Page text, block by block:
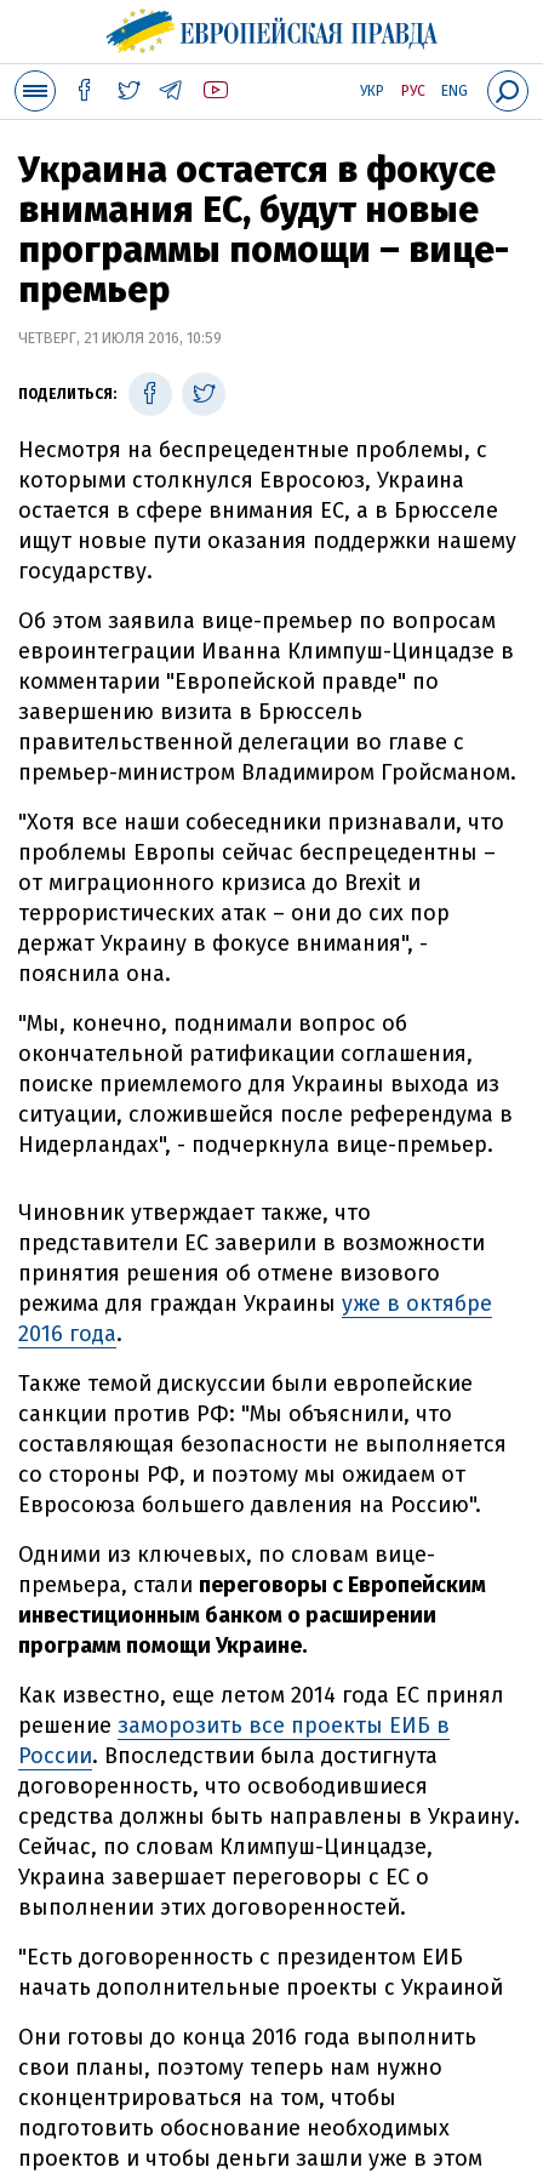
УКР РУС ENG
Украина остается в фокусе
внимания ЕС, будут новые
программы помощи – вице-
премьер
ЧЕТВЕРГ, 21 ИЮЛЯ 2016, 10:59
ПОДЕЛИТЬСЯ:
Несмотря на беспрецедентные проблемы, с
которыми столкнулся Евросоюз, Украина
остается в сфере внимания ЕС, а в Брюсселе
ищут новые пути оказания поддержки нашему
государству.
Об этом заявила вице-премьер по вопросам
евроинтеграции Иванна Климпуш-Цинцадзе в
комментарии "Европейской правде" по
завершению визита в Брюссель
правительственной делегации во главе с
премьер-министром Владимиром Гройсманом.
"Хотя все наши собеседники признавали, что
проблемы Европы сейчас беспрецедентны –
от миграционного кризиса до Brexit и
террористических атак – они до сих пор
держат Украину в фокусе внимания", -
пояснила она.
"Мы, конечно, поднимали вопрос об
окончательной ратификации соглашения,
поиске приемлемого для Украины выхода из
ситуации, сложившейся после референдума в
Нидерландах", - подчеркнула вице-премьер.
Чиновник утверждает также, что
представители ЕС заверили в возможности
принятия решения об отмене визового
режима для граждан Украины уже в октябре
2016 года.
Также темой дискуссии были европейские
санкции против РФ: "Мы объяснили, что
составляющая безопасности не выполняется
со стороны РФ, и поэтому мы ожидаем от
Евросоюза большего давления на Россию".
Одними из ключевых, по словам вице-
премьера, стали переговоры с Европейским
инвестиционным банком о расширении
программ помощи Украине.
Как известно, еще летом 2014 года ЕС принял
решение заморозить все проекты ЕИБ в
России. Впоследствии была достигнута
договоренность, что освободившиеся
средства должны быть направлены в Украину.
Сейчас, по словам Климпуш-Цинцадзе,
Украина завершает переговоры с ЕС о
выполнении этих договоренностей.
"Есть договоренность с президентом ЕИБ
начать дополнительные проекты с Украиной
Они готовы до конца 2016 года выполнить
свои планы, поэтому теперь нам нужно
сконцентрироваться на том, чтобы
подготовить обоснование необходимых
проектов и чтобы деньги зашли уже в этом